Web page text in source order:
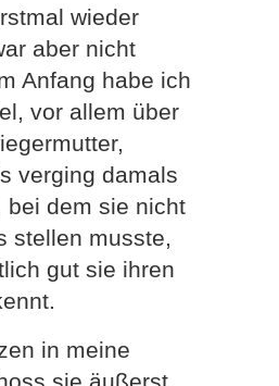
wieder
aber nicht
Anfang habe ich
vor allem über
verging damals
bei dem sie nicht
stellen musste,
gut sie ihren
in meine